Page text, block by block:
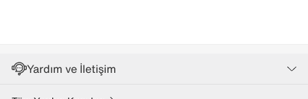
Yardım ve İletişim